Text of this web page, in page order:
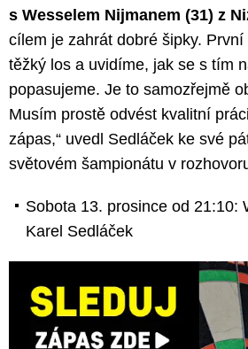
s Wesselem Nijmanem (31) z
cílem je zahrát dobré šipky.
těžký los a uvidíme, jak se s tím
popasujeme. Je to samozřejmě
Musím prostě odvést kvalitní
zápas,“ uvedl Sedláček ke své
světovém šampionátu v
Sobota 13. prosince od 21:10:
Karel Sedláček